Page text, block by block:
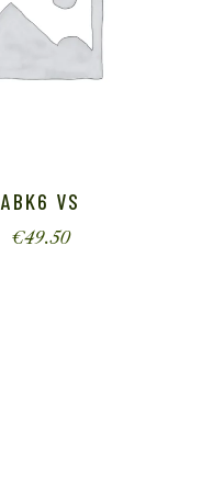
ABK6 VS
€49.50